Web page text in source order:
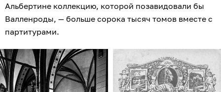
Альбертине коллекцию, которой позавидовали бы
Валленроды, — больше сорока тысяч томов вместе с
партитурами.